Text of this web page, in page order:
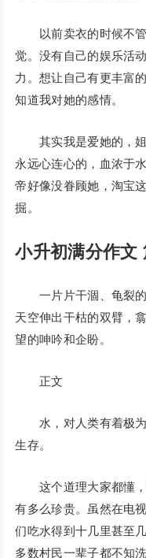
以前卖衣的时候不管
觉。没有自己的娱乐活
力。想让自己有更丰富
知道我对她的感情。
其实我是爱她的，姐
永远心连心的，血浓于
帝好像没眷顾她，淘宝
掘。
小升初满分作文
一片片干涸、龟裂的
天空伸出干枯的双臂，
望的呻吟和企盼。
正文
水，对人类有着极为
生存。
这个道理大家都懂，
有多么珍贵。虽然在电
们吃水得到十几里甚至
多数村民一辈子都不知